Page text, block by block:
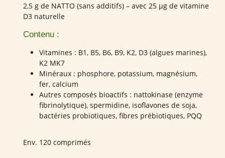
2,5 g de NATTO (sans additifs) – avec 25 µg de vitamine
D3 naturelle
Contenu :
Vitamines : B1, B5, B6, B9, K2, D3 (algues marines),
K2 MK7
Minéraux : phosphore, potassium, magnésium,
fer, calcium
Autres composés bioactifs : nattokinase (enzyme
fibrinolytique), spermidine, isoflavones de soja,
bactéries probiotiques, fibres prébiotiques, PQQ
Env. 120 comprimés